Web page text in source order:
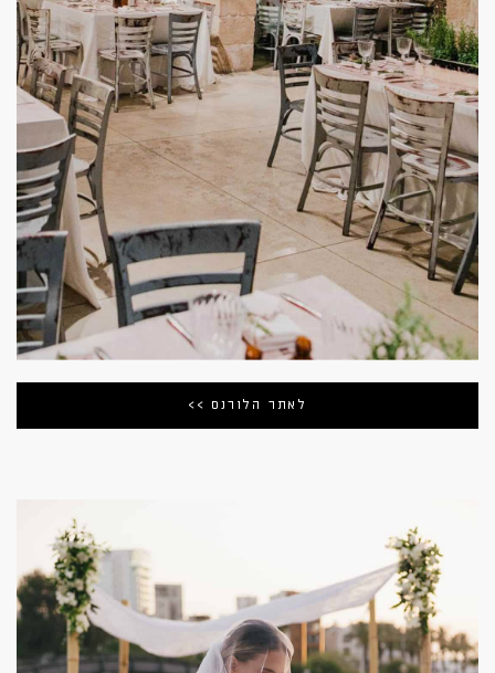
לאתר הלורנס >>